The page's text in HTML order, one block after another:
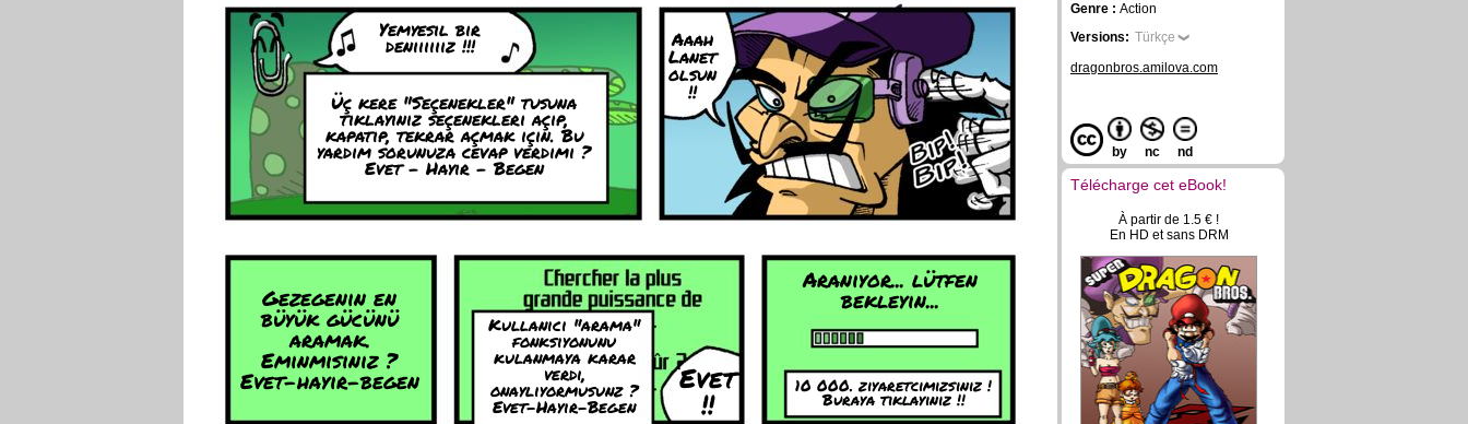
Yemyesil bir
deniiiiiiz !!!
Üç kere "Seçenekler" tusuna
tiklayiniz seçenekleri açip,
kapatip, tekrar açmak için. Bu
yardim sorunuza cevap verdimi ?
Evet - Hayir - Begen
Aaah
Lanet
olsun
!!
Gezegenin en
büyük gücünü
aramak.
Eminmisiniz ?
Evet-hayir-begen
Kullanici "arama"
fonksiyonunu
kulanmaya karar
verdi,
onayliyormusunz ?
Evet-Hayir-Begen
Evet
!!
Araniyor... lütfen
bekleyin...
10 000. ziyaretcimizsiniz !
Buraya tiklayiniz !!
Genre : Action
Versions: Türkçe
dragonbros.amilova.com
by nc nd
Télécharge cet eBook!
À partir de 1.5 € !
En HD et sans DRM